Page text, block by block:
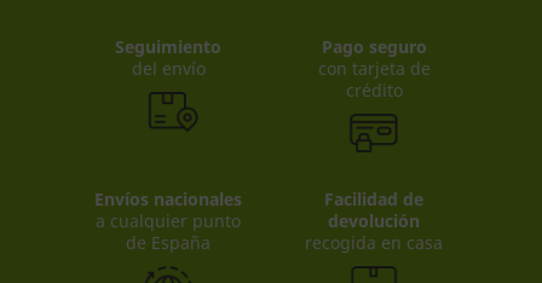
Seguimiento
del envío
Pago seguro
con tarjeta de
crédito
Envíos nacionales
a cualquier punto
de España
Facilidad de
devolución
recogida en casa